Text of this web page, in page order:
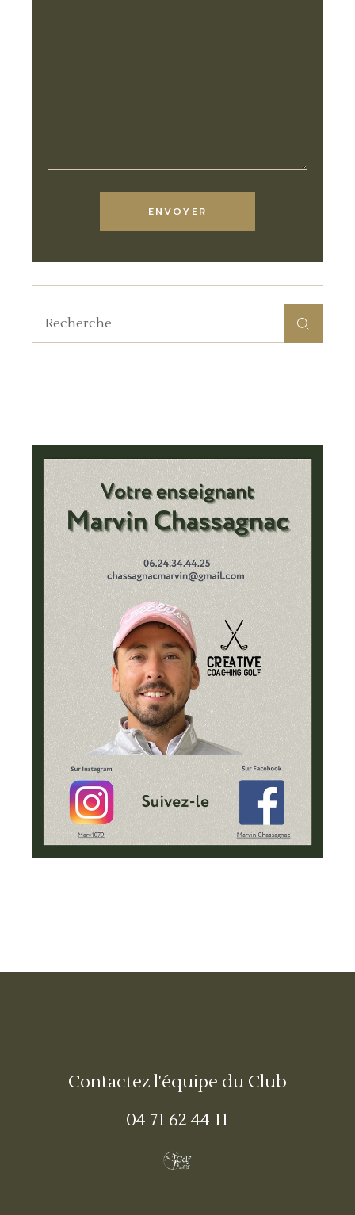
ENVOYER
Contactez l'équipe du Club
04 71 62 44 11